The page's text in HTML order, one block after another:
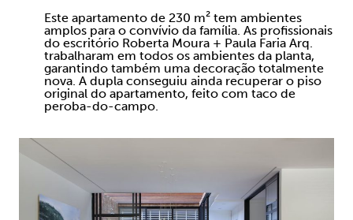
Este apartamento de 230 m² tem ambientes
amplos para o convívio da família. As profissionais
do escritório Roberta Moura + Paula Faria Arq.
trabalharam em todos os ambientes da planta,
garantindo também uma decoração totalmente
nova. A dupla conseguiu ainda recuperar o piso
original do apartamento, feito com taco de
peroba-do-campo.